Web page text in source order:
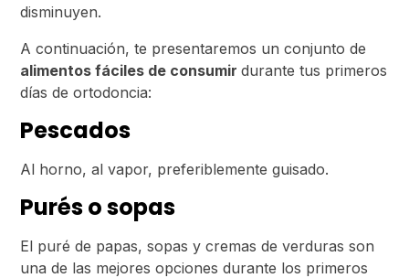
disminuyen.
A continuación, te presentaremos un conjunto de
alimentos fáciles de consumirdurante tus primeros
días de ortodoncia:
Pescados
Al horno, al vapor, preferiblemente guisado.
Purés o sopas
El puré de papas, sopas y cremas de verduras son
una de las mejores opciones durante los primeros